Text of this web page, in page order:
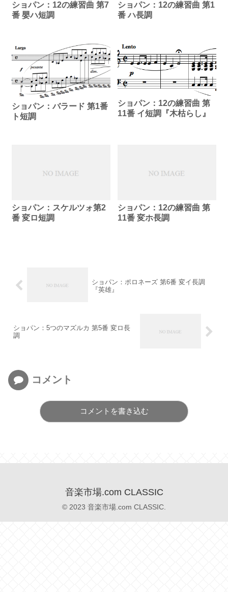
ショパン：12の練習曲 第7
番 嬰ハ短調
ショパン：12の練習曲 第1
番 ハ長調
ショパン：バラード 第1番
ト短調
ショパン：12の練習曲 第
11番 イ短調『木枯らし』
ショパン：スケルツォ第2
番 変ロ短調
ショパン：12の練習曲 第
11番 変ホ長調
ショパン：ポロネーズ 第6番 変イ長調
『英雄』
ショパン：5つのマズルカ 第5番 変ロ長
調
コメント
コメントを書き込む
音楽市場.com CLASSIC
© 2023 音楽市場.com CLASSIC.